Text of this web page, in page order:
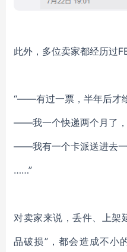
此外，多位卖家都经历过
“——有过一票，半年后才
——我一个快递两个月了，
——我有一个卡派送进去
……”
对卖家来说，丢件、上架
品破损”，都会造成不小